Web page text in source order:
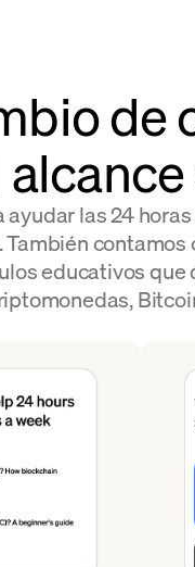
de
las 24
contamos
educativos que